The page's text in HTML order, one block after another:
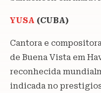
YUSA (CUBA)
Cantora e
de Buena Vista em
reconhecida
indicada no